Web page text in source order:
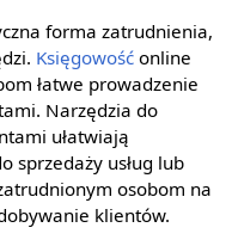
forma zatrudnienia,
Księgowośćonline
łatwe prowadzenie
Narzędzia do
ułatwiają
sprzedaży usług lub
osobom na
klientów.